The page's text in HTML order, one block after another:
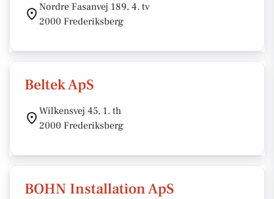
Nordre Fasanvej 189, 4. tv
2000 Frederiksberg
Beltek ApS
Wilkensvej 45, 1. th
2000 Frederiksberg
BOHN Installation ApS